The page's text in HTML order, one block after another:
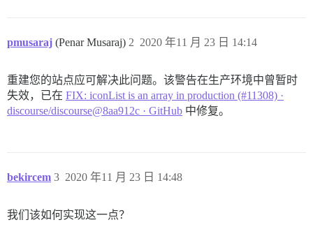
pmusaraj (Penar Musaraj) 2020 年11 月 23 日 14:14
2
重建您的站点应可解决此问题。该警告在生产环境中曾暂时
失效，已在 FIX: iconList is an array in production (#11308) ·
discourse/discourse@8aa912c · GitHub 中修复。
bekircem 2020 年11 月 23 日 14:48
3
我们该如何实现这一点？